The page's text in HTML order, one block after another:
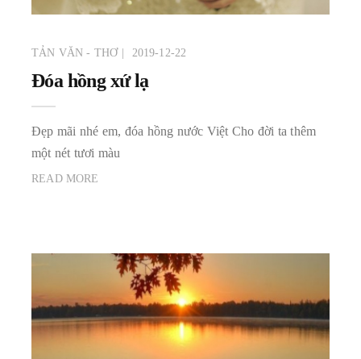
TẢN VĂN - THƠ 2019-12-22
Đóa hồng xứ lạ
Đẹp mãi nhé em, đóa hồng nước Việt Cho đời ta thêm
một nét tươi màu
READ MORE